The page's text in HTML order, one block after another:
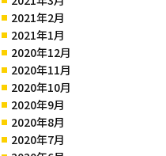
2021年2月
2021年1月
2020年12月
2020年11月
2020年10月
2020年9月
2020年8月
2020年7月